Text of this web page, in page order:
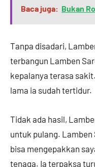
Baca juga: Bukan
Tanpa disadari,
terbangun Lamben
kepalanya terasa
lama ia sudah tertidur.
Tidak ada hasil,
untuk pulang.
bisa mengepakkan
tenaga. Ia terpaksa